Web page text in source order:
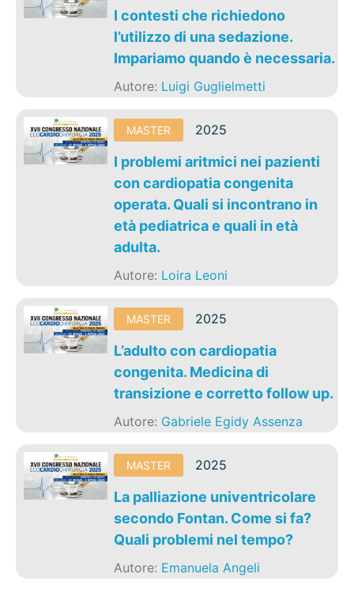
I contesti che richiedono
l’utilizzo di una sedazione.
Impariamo quando è necessaria.
Autore: Luigi Guglielmetti
MASTER 2025
I problemi aritmici nei pazienti
con cardiopatia congenita
operata. Quali si incontrano in
età pediatrica e quali in età
adulta.
Autore: Loira Leoni
MASTER 2025
L’adulto con cardiopatia
congenita. Medicina di
transizione e corretto follow up.
Autore: Gabriele Egidy Assenza
MASTER 2025
La palliazione univentricolare
secondo Fontan. Come si fa?
Quali problemi nel tempo?
Autore: Emanuela Angeli